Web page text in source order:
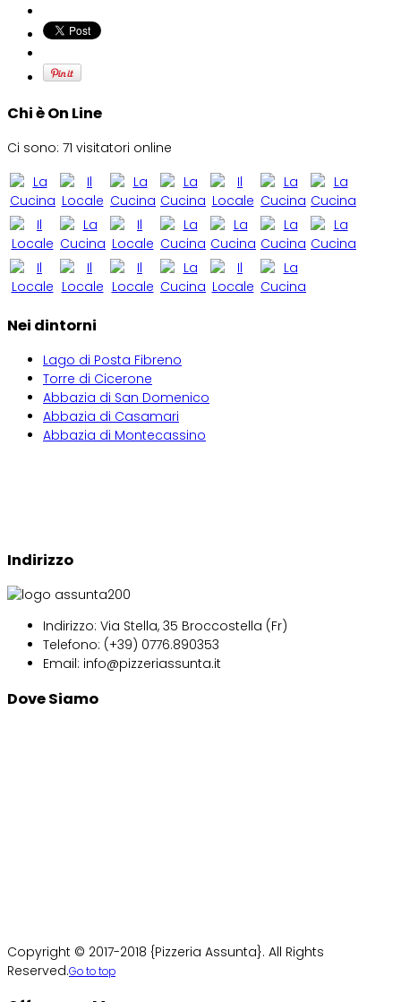
Chi è On Line
Ci sono: 71 visitatori online
Nei dintorni
Lago di Posta Fibreno
Torre di Cicerone
Abbazia di San Domenico
Abbazia di Casamari
Abbazia di Montecassino
Indirizzo
Indirizzo: Via Stella, 35 Broccostella (Fr)
Telefono: (+39) 0776.890353
Email: info@pizzeriassunta.it
Dove Siamo
Copyright © 2017-2018 {Pizzeria Assunta}. All Rights
Reserved.Go to top